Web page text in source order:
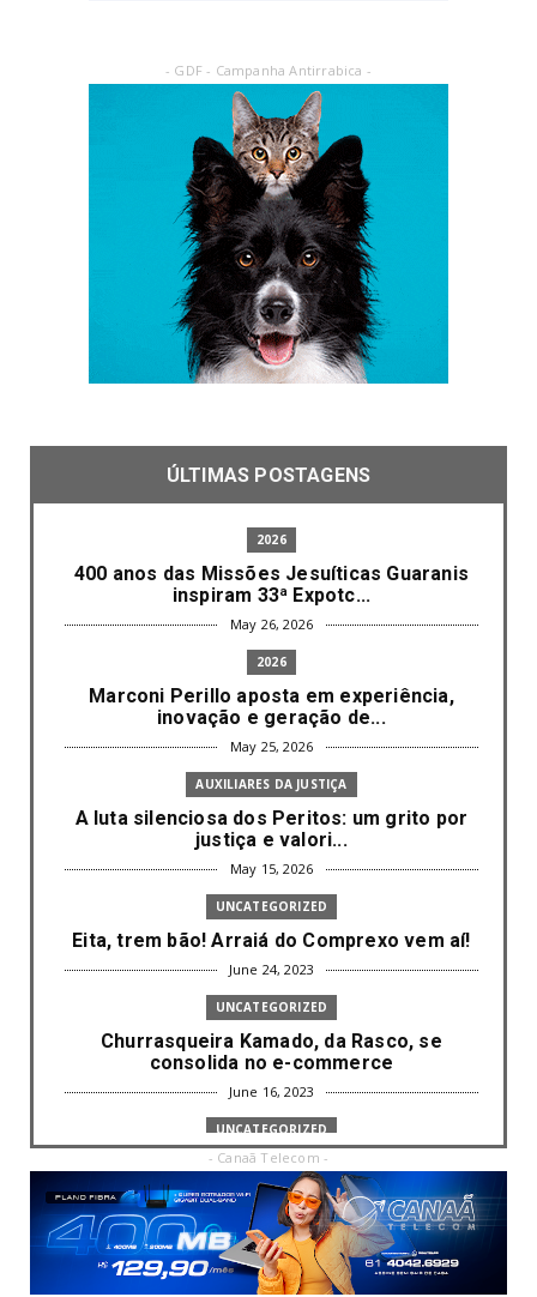
- GDF - Campanha Antirrabica -
ÚLTIMAS POSTAGENS
2026
400 anos das Missões Jesuíticas Guaranis
inspiram 33ª Expotc...
May 26, 2026
2026
Marconi Perillo aposta em experiência,
inovação e geração de...
May 25, 2026
AUXILIARES DA JUSTIÇA
A luta silenciosa dos Peritos: um grito por
justiça e valori...
May 15, 2026
UNCATEGORIZED
Eita, trem bão! Arraiá do Comprexo vem aí!
June 24, 2023
UNCATEGORIZED
Churrasqueira Kamado, da Rasco, se
consolida no e-commerce
June 16, 2023
UNCATEGORIZED
Com mais da metade dos cargos de
liderança ocupados por mulh...
June 16, 2023
UNCATEGORIZED
Paisagismo valoriza imóvel e atrai clientes
- Canaã Telecom -